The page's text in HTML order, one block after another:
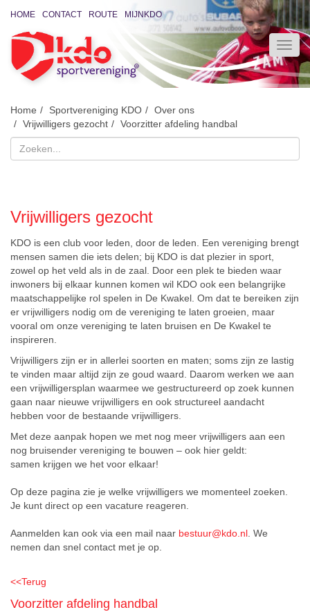
HOME CONTACT ROUTE MIJNKDO
Home Sportvereniging KDO
Over ons
Vrijwilligers gezocht
Voorzitter afdeling handbal
Vrijwilligers gezocht
KDO is een club voor leden, door de leden. Een vereniging brengt
mensen samen die iets delen; bij KDO is dat plezier in sport,
zowel op het veld als in de zaal. Door een plek te bieden waar
inwoners bij elkaar kunnen komen wil KDO ook een belangrijke
maatschappelijke rol spelen in De Kwakel. Om dat te bereiken zijn
er vrijwilligers nodig om de vereniging te laten groeien, maar
vooral om onze vereniging te laten bruisen en De Kwakel te
inspireren.
Vrijwilligers zijn er in allerlei soorten en maten; soms zijn ze lastig
te vinden maar altijd zijn ze goud waard. Daarom werken we aan
een vrijwilligersplan waarmee we gestructureerd op zoek kunnen
gaan naar nieuwe vrijwilligers en ook structureel aandacht
hebben voor de bestaande vrijwilligers.
Met deze aanpak hopen we met nog meer vrijwilligers aan een
nog bruisender vereniging te bouwen – ook hier geldt:
samen krijgen we het voor elkaar!
Op deze pagina zie je welke vrijwilligers we momenteel zoeken.
Je kunt direct op een vacature reageren.
Aanmelden kan ook via een mail naar bestuur@kdo.nl. We
nemen dan snel contact met je op.
<<Terug
Voorzitter afdeling handbal